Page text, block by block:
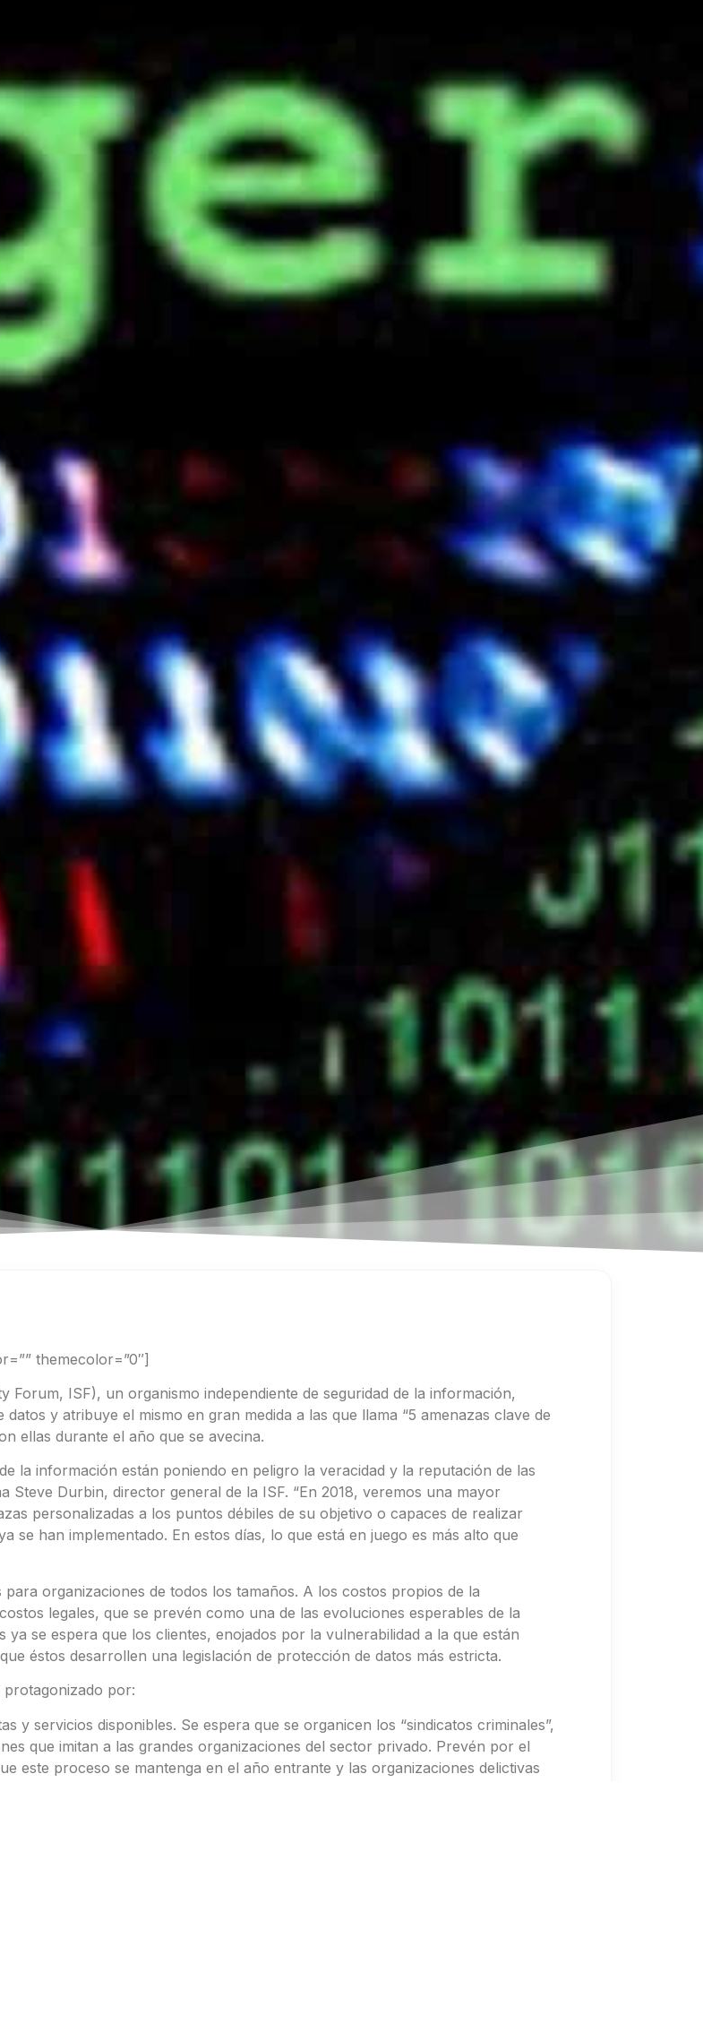
themecolor=”0″]
ISF), un organismo independiente de seguridad de la información,
y atribuye el mismo en gran medida a las que llama “5 amenazas clave de
ellas durante el año que se avecina.
la información están poniendo en peligro la veracidad y la reputación de las
Steve Durbin, director general de la ISF. “En 2018, veremos una mayor
personalizadas a los puntos débiles de su objetivo o capaces de realizar
se han implementado. En estos días, lo que está en juego es más alto que
organizaciones de todos los tamaños. A los costos propios de la
legales, que se prevén como una de las evoluciones esperables de la
se espera que los clientes, enojados por la vulnerabilidad a la que están
éstos desarrollen una legislación de protección de datos más estricta.
protagonizado por:
y servicios disponibles. Se espera que se organicen los “sindicatos criminales”,
que imitan a las grandes organizaciones del sector privado. Prevén por el
este proceso se mantenga en el año entrante y las organizaciones delictivas